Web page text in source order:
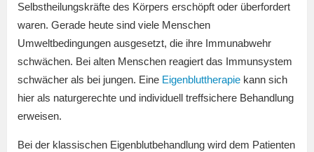
Selbstheilungskräfte des Körpers erschöpft oder überfordert
waren. Gerade heute sind viele Menschen
Umweltbedingungen ausgesetzt, die ihre Immunabwehr
schwächen. Bei alten Menschen reagiert das Immunsystem
schwächer als bei jungen. Eine Eigenbluttherapie kann sich
hier als naturgerechte und individuell treffsichere Behandlung
erweisen.
Bei der klassischen Eigenblutbehandlung wird dem Patienten